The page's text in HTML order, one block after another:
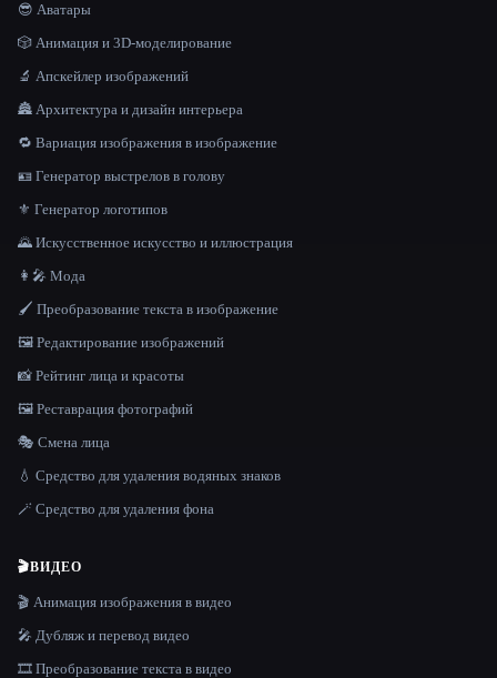
😎 Аватары
🎲 Анимация и 3D-моделирование
🔬 Апскейлер изображений
🏯 Архитектура и дизайн интерьера
🔁 Вариация изображения в изображение
🪪 Генератор выстрелов в голову
⚜️ Генератор логотипов
🌄 Искусственное искусство и иллюстрация
👩‍🎤 Мода
🖌️ Преобразование текста в изображение
🖼️ Редактирование изображений
📸 Рейтинг лица и красоты
🖼️ Реставрация фотографий
🎭 Смена лица
💧 Средство для удаления водяных знаков
🪄 Средство для удаления фона
🎬ВИДЕО
🎬 Анимация изображения в видео
🎤 Дубляж и перевод видео
🎞️ Преобразование текста в видео